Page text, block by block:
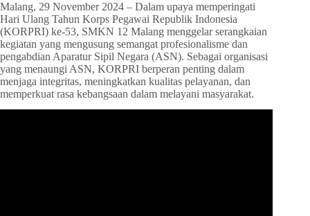
Malang, 29 November 2024 – Dalam upaya memperingati
Hari Ulang Tahun Korps Pegawai Republik Indonesia
(KORPRI) ke-53, SMKN 12 Malang menggelar serangkaian
kegiatan yang mengusung semangat profesionalisme dan
pengabdian Aparatur Sipil Negara (ASN). Sebagai organisasi
yang menaungi ASN, KORPRI berperan penting dalam
menjaga integritas, meningkatkan kualitas pelayanan, dan
memperkuat rasa kebangsaan dalam melayani masyarakat.